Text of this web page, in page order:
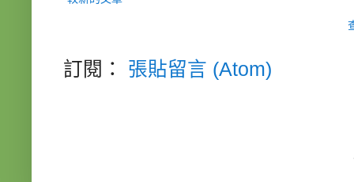
訂閱： 張貼留言 (Atom)